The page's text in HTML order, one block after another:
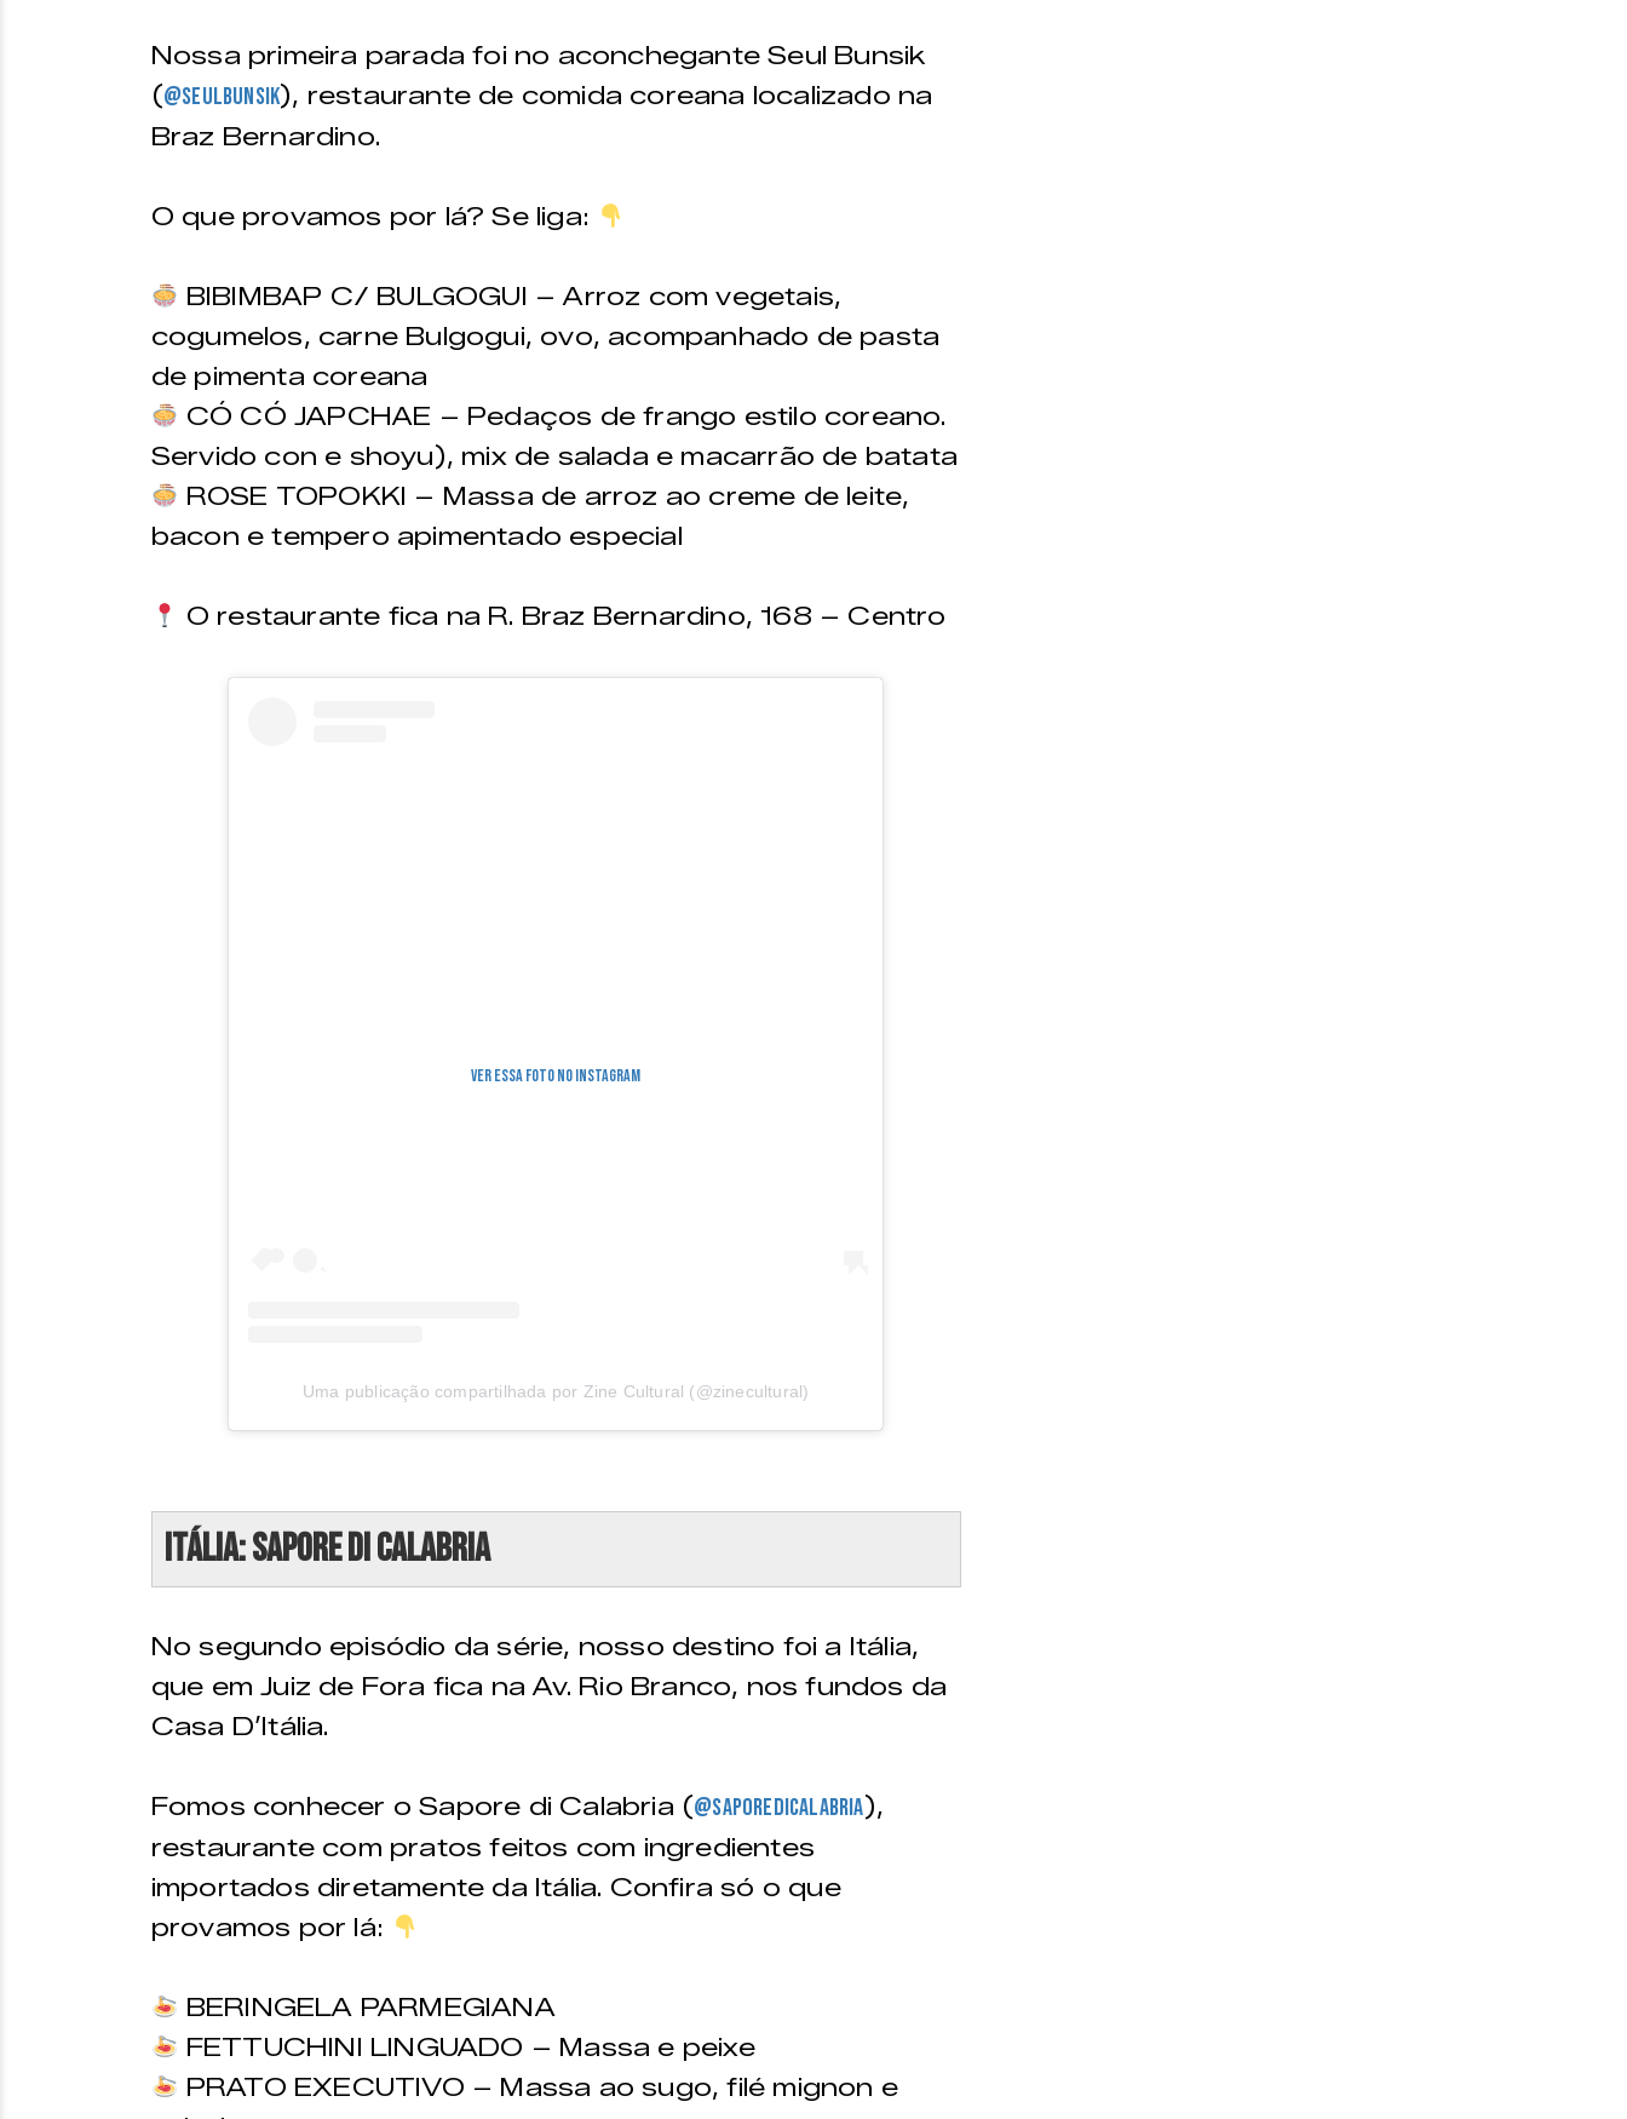
Nossa primeira parada foi no aconchegante Seul Bunsik
(@seulbunsik), restaurante de comida coreana localizado na
Braz Bernardino.
O que provamos por lá? Se liga:
BIBIMBAP C/ BULGOGUI – Arroz com vegetais,
cogumelos, carne Bulgogui, ovo, acompanhado de pasta
de pimenta coreana
CÓ CÓ JAPCHAE – Pedaços de frango estilo coreano.
Servido con e shoyu), mix de salada e macarrão de batata
ROSE TOPOKKI – Massa de arroz ao creme de leite,
bacon e tempero apimentado especial
O restaurante fica na R. Braz Bernardino, 168 – Centro
Ver essa foto no Instagram
Uma publicação compartilhada por Zine Cultural (@zinecultural)
Itália: Sapore di Calabria
No segundo episódio da série, nosso destino foi a Itália,
que em Juiz de Fora fica na Av. Rio Branco, nos fundos da
Casa D’Itália.
Fomos conhecer o Sapore di Calabria (@saporedicalabria),
restaurante com pratos feitos com ingredientes
importados diretamente da Itália. Confira só o que
provamos por lá:
BERINGELA PARMEGIANA
FETTUCHINI LINGUADO – Massa e peixe
PRATO EXECUTIVO – Massa ao sugo, filé mignon e